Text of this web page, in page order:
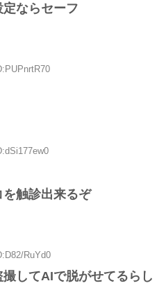
ならセーフ
触診出来るぞ
RuYd0
してAIで脱がせてるらし